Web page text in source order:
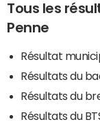
Tous les
Penne
Résultat
Résultats du
Résultats du
Résultats du